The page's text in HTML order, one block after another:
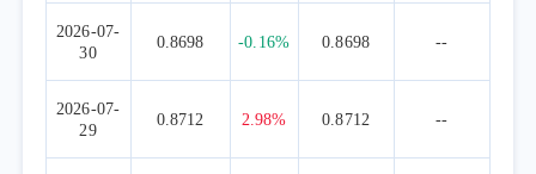
2026-07-
30
0.8698 -0.16% 0.8698 --
2026-07-
29
0.8712 2.98% 0.8712 --